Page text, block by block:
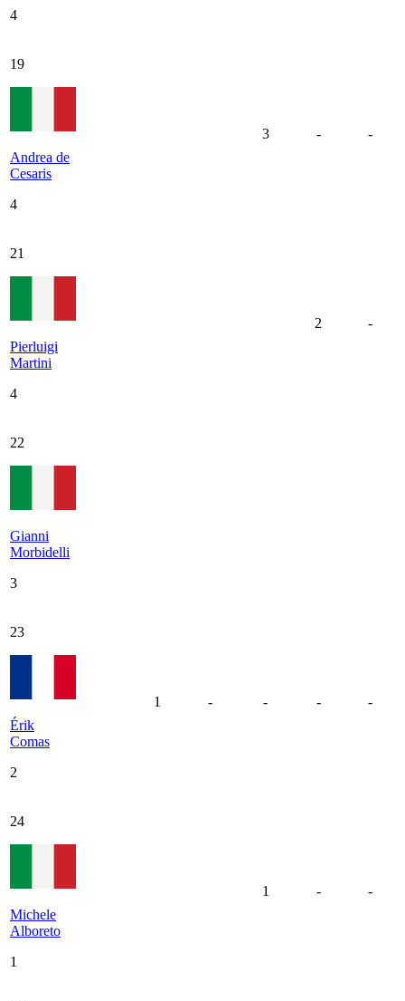
4
19
Andrea de
Cesaris
4
3 - -
21
Pierluigi
Martini
4
2 -
22
Gianni
Morbidelli
3
23
Érik
Comas
2
1 - - - -
24
Michele
Alboreto
1
1 - -